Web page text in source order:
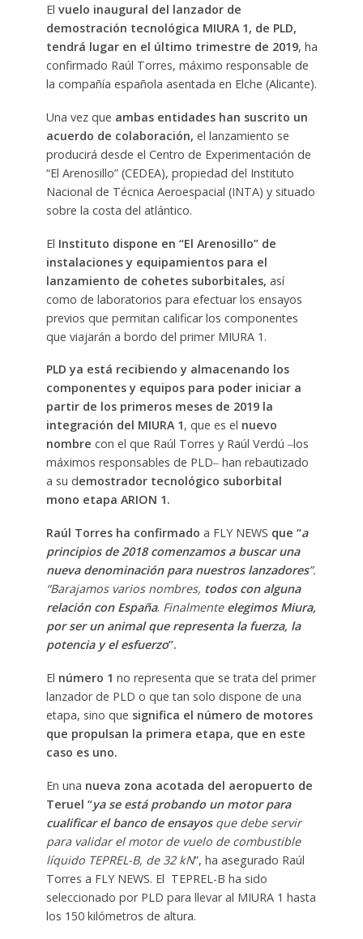
El vuelo inaugural del lanzador de
demostración tecnológica MIURA 1, de PLD,
tendrá lugar en el último trimestre de 2019, ha
confirmado Raúl Torres, máximo responsable de
la compañía española asentada en Elche (Alicante).
Una vez que ambas entidades han suscrito un
acuerdo de colaboración, el lanzamiento se
producirá desde el Centro de Experimentación de
“El Arenosillo” (CEDEA), propiedad del Instituto
Nacional de Técnica Aeroespacial (INTA) y situado
sobre la costa del atlántico.
El Instituto dispone en “El Arenosillo” de
instalaciones y equipamientos para el
lanzamiento de cohetes suborbitales, así
como de laboratorios para efectuar los ensayos
previos que permitan calificar los componentes
que viajarán a bordo del primer MIURA 1.
PLD ya está recibiendo y almacenando los
componentes y equipos para poder iniciar a
partir de los primeros meses de 2019 la
integración del MIURA 1, que es el nuevo
nombre con el que Raúl Torres y Raúl Verdú ‒los
máximos responsables de PLD‒ han rebautizado
a su demostrador tecnológico suborbital
mono etapa ARION 1.
Raúl Torres ha confirmado a FLY NEWS que “a
principios de 2018 comenzamos a buscar una
nueva denominación para nuestros lanzadores”.
“Barajamos varios nombres, todos con alguna
relación con España. Finalmenteelegimos Miura,
por ser un animal que representa la fuerza, la
potencia y el esfuerzo”.
El número 1 no representa que se trata del primer
lanzador de PLD o que tan solo dispone de una
etapa, sino que significa el número de motores
que propulsan la primera etapa, que en este
caso es uno.
En una nueva zona acotada del aeropuerto de
Teruel “ya se está probando un motor para
cualificar el banco de ensayosque debe servir
para validar el motor de vuelo de combustible
líquido TEPREL-B, de 32 kN”, ha asegurado Raúl
Torres a FLY NEWS. El TEPREL-B ha sido
seleccionado por PLD para llevar al MIURA 1 hasta
los 150 kilómetros de altura.